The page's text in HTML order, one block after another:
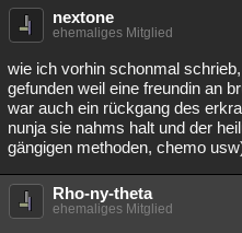
nextone
ehemaliges Mitglied
wie ich vorhin schonmal
gefunden weil eine freundin an
war auch ein rückgang des
nunja sie nahms halt und der
gängigen methoden, chemo
Rho-ny-theta
ehemaliges Mitglied